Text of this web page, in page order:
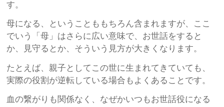
す。
母になる、ということももちろん含まれますが、ここ
でいう「母」はさらに広い意味で、お世話をすると
か、見守るとか、そういう見方が大きくなります。
たとえば、親子としてこの世に生まれてきていても、
実際の役割が逆転している場合もよくあることです。
血の繋がりも関係なく、なぜかいつもお世話役になる